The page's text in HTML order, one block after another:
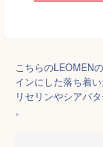
こちらのLEOMEN
インにした落ち着
リセリンやシアバ
。